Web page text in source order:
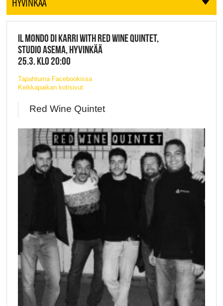
IL MONDO DI KARRI WITH RED WINE QUINTET,
STUDIO ASEMA, HYVINKÄÄ
25.3. KLO 20:00
Tapahtuma Facebookissa
Keikkapaikan kotisivut
Red Wine Quintet